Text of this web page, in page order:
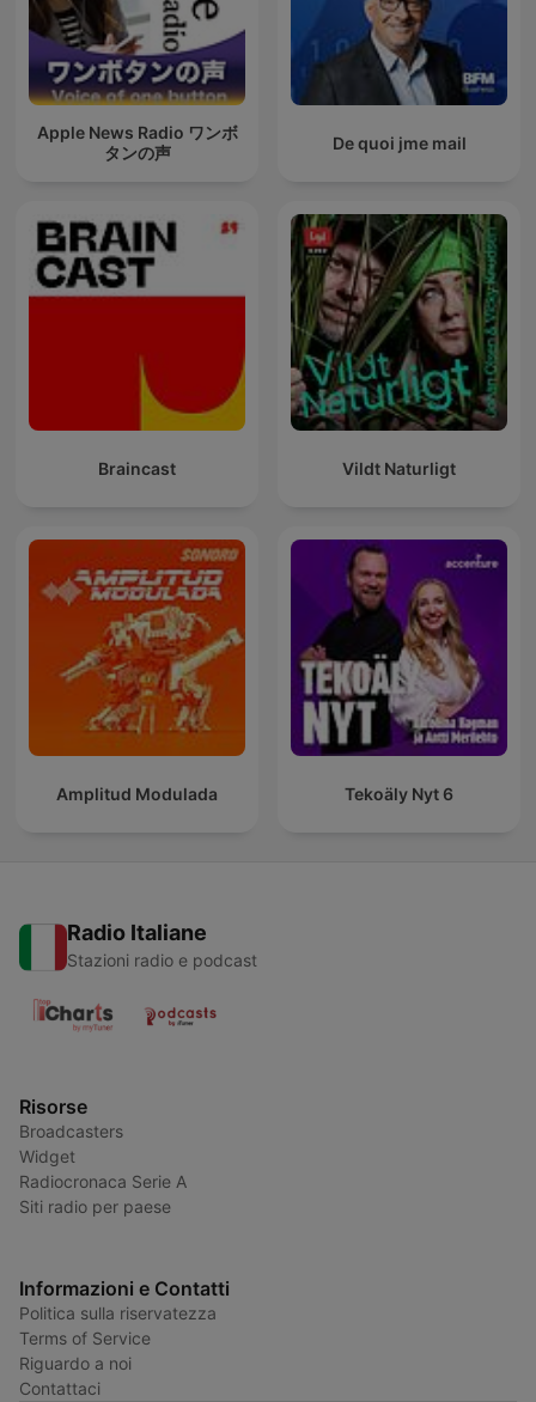
Apple News Radio ワンボ
タンの声
De quoi jme mail
Braincast Vildt Naturligt
Amplitud Modulada Tekoäly Nyt 6
Radio Italiane
Stazioni radio e podcast
Risorse
Broadcasters
Widget
Radiocronaca Serie A
Siti radio per paese
Informazioni e Contatti
Politica sulla riservatezza
Terms of Service
Riguardo a noi
Contattaci